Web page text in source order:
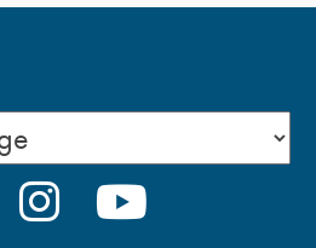
FACEBOOK
INSTAGRAM